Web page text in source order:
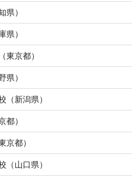
県）
県）
東京都）
県）
（新潟県）
都）
京都）
（山口県）